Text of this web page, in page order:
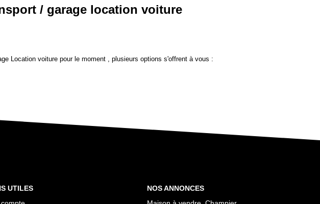
/ garage location voiture
Location voiture pour le moment , plusieurs options s'offrent à vous :
UTILES
NOS ANNONCES